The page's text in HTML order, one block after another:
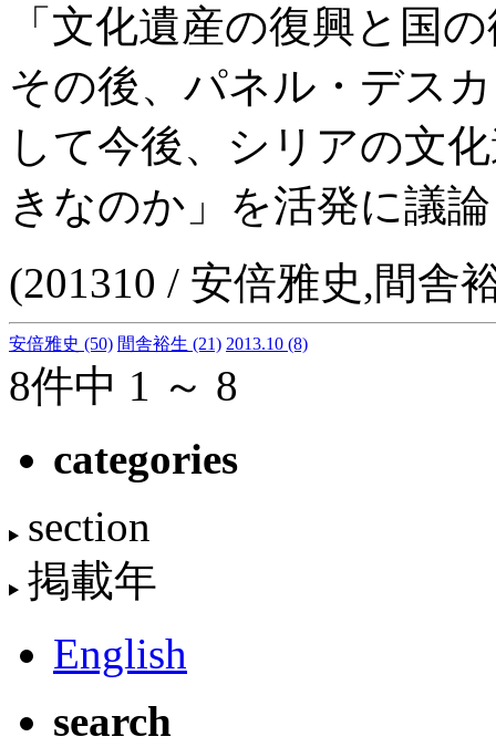
「文化遺産の復興と国
その後、パネル・デス
して今後、シリアの文
きなのか」を活発に議
(201310 / 安倍雅史,間舎
安倍雅史 (50) 間舎裕生 (21) 2013.10 (8)
8件中 1 ～ 8
categories
section
掲載年
English
search